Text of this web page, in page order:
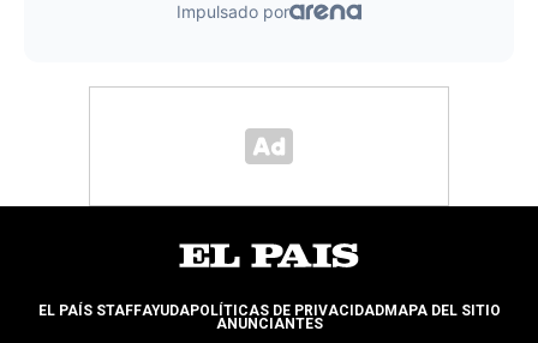
EL PAÍS STAFFAYUDAPOLÍTICAS DE PRIVACIDADMAPA DEL SITIO
ANUNCIANTES